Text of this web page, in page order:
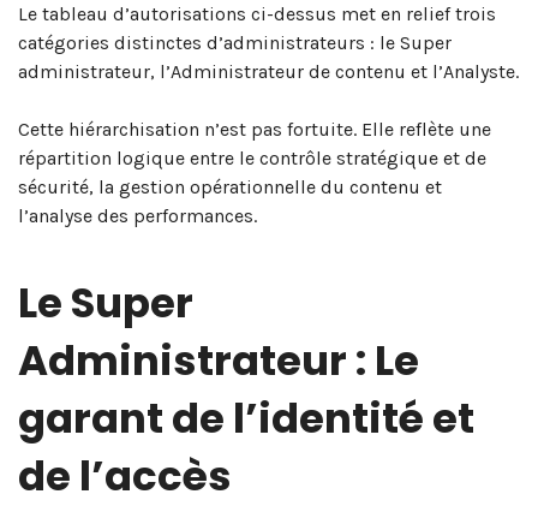
Le tableau d’autorisations ci-dessus met en relief trois
catégories distinctes d’administrateurs : le Super
administrateur, l’Administrateur de contenu et l’Analyste.
Cette hiérarchisation n’est pas fortuite. Elle reflète une
répartition logique entre le contrôle stratégique et de
sécurité, la gestion opérationnelle du contenu et
l’analyse des performances.
Le Super
Administrateur : Le
garant de l’identité et
de l’accès